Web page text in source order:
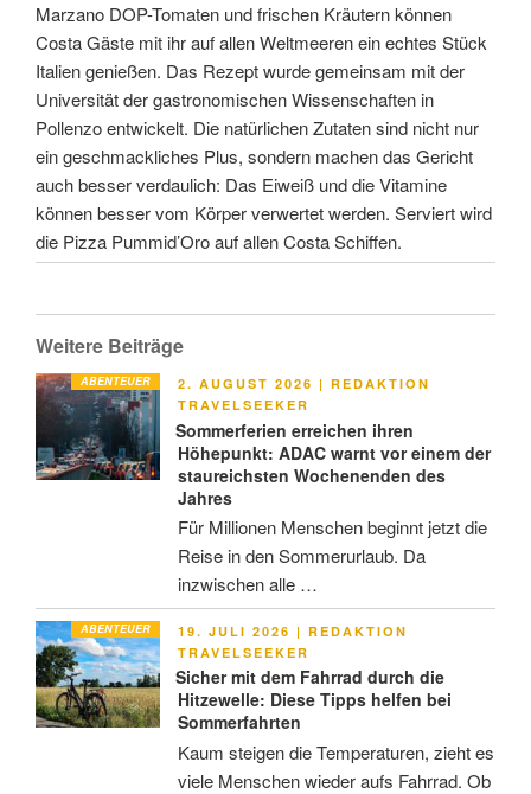
Marzano DOP-Tomaten und frischen Kräutern können
Costa Gäste mit ihr auf allen Weltmeeren ein echtes Stück
Italien genießen. Das Rezept wurde gemeinsam mit der
Universität der gastronomischen Wissenschaften in
Pollenzo entwickelt. Die natürlichen Zutaten sind nicht nur
ein geschmackliches Plus, sondern machen das Gericht
auch besser verdaulich: Das Eiweiß und die Vitamine
können besser vom Körper verwertet werden. Serviert wird
die Pizza Pummid’Oro auf allen Costa Schiffen.
Weitere Beiträge
ABENTEUER
VERÖFFENTLICHT
AM
2. AUGUST 2026 | REDAKTION
TRAVELSEEKER
Sommerferien erreichen ihren
Höhepunkt: ADAC warnt vor einem der
staureichsten Wochenenden des
Jahres
Für Millionen Menschen beginnt jetzt die
Reise in den Sommerurlaub. Da
inzwischen alle …
ABENTEUER
VERÖFFENTLICHT
AM
19. JULI 2026 | REDAKTION
TRAVELSEEKER
Sicher mit dem Fahrrad durch die
Hitzewelle: Diese Tipps helfen bei
Sommerfahrten
Kaum steigen die Temperaturen, zieht es
viele Menschen wieder aufs Fahrrad. Ob